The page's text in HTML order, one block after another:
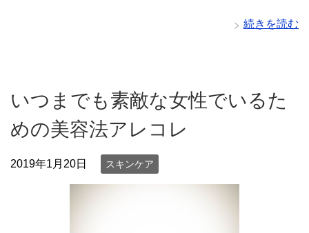
続きを読む
いつまでも素敵な女性でいるた
めの美容法アレコレ
2019年1月20日 スキンケア